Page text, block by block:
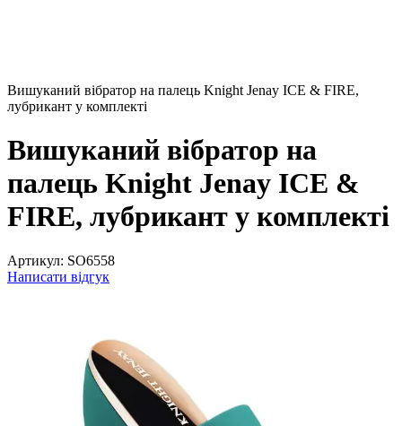
Вишуканий вібратор на палець Knight Jenay ICE & FIRE,
лубрикант у комплекті
Вишуканий вібратор на
палець Knight Jenay ICE &
FIRE, лубрикант у комплекті
Артикул: SO6558
Написати відгук